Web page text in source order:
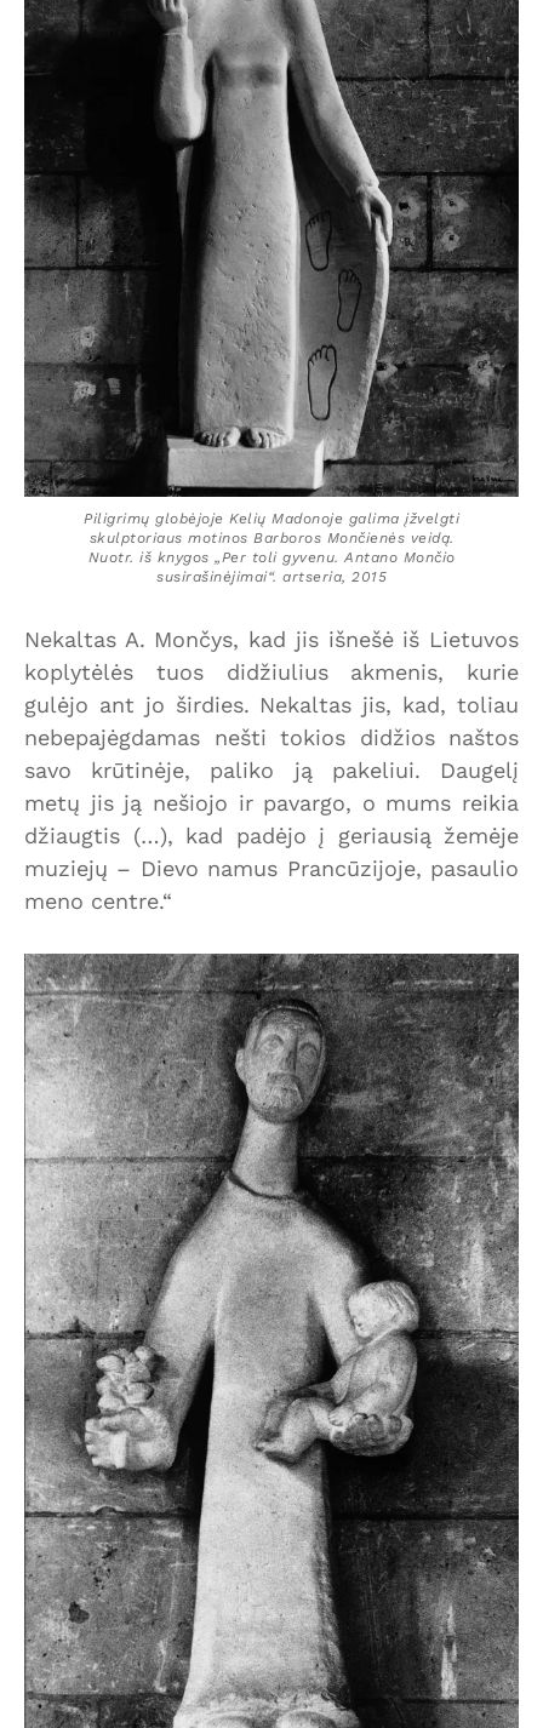
Piligrimų globėjoje Kelių Madonoje galima įžvelgti
skulptoriaus motinos Barboros Mončienės veidą.
Nuotr. iš knygos „Per toli gyvenu. Antano Mončio
susirašinėjimai“. artseria, 2015
Nekaltas A. Mončys, kad jis išnešė iš Lietuvos
koplytėlės tuos didžiulius akmenis, kurie
gulėjo ant jo širdies. Nekaltas jis, kad, toliau
nebepajėgdamas nešti tokios didžios naštos
savo krūtinėje, paliko ją pakeliui. Daugelį
metų jis ją nešiojo ir pavargo, o mums reikia
džiaugtis (…), kad padėjo į geriausią žemėje
muziejų – Dievo namus Prancūzijoje, pasaulio
meno centre.“